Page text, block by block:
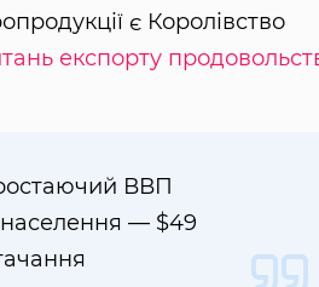
є Королівство
експорту
ВВП
населення — $49